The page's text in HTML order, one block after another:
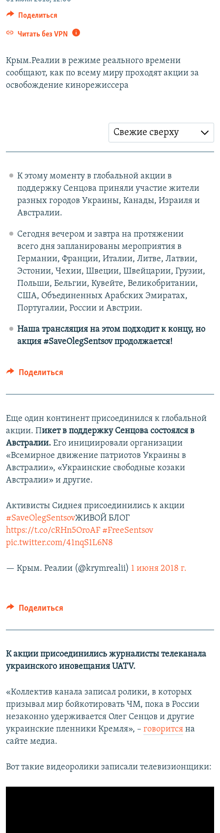
КРЫМ.НЕПОКОРЕННЫЙ
УКРАИНСКАЯ ПРОБЛЕМА КРЫМА
Все сайты RFE/RL
Поделиться
Читать без VPN
Крым.Реалии в режиме реального времени
сообщают, как по всему миру проходят акции за
освобождение кинорежиссера
Свежие сверху
К этому моменту в глобальной акции в
поддержку Сенцова приняли участие жители
разных городов Украины, Канады, Израиля и
Австралии.
Сегодня вечером и завтра на протяжении
всего дня запланированы мероприятия в
Германии, Франции, Италии, Литве, Латвии,
Эстонии, Чехии, Швеции, Швейцарии, Грузии,
Польши, Бельгии, Кувейте, Великобритании,
США, Объединенных Арабских Эмиратах,
Португалии, России и Австрии.
Наша трансляция на этом подходит к концу, но
акция #SaveOlegSentsov продолжается!
Поделиться
Еще один континент присоединился к глобальной
акции. Пикет в поддержку Сенцова состоялся в
Австралии. Его инициировали организации
«Всемирное движение патриотов Украины в
Австралии», «Украинские свободные козаки
Австралии» и другие.
Активисты Сиднея присоединились к акции
#SaveOlegSentsovЖИВОЙ БЛОГ
https://t.co/cRHn5OroAF #FreeSentsov
pic.twitter.com/41nqS1L6N8
— Крым. Реалии (@krymrealii) 1 июня 2018 г.
Поделиться
К акции присоединились журналисты телеканала
украинского иновещания UATV.
«Коллектив канала записал ролики, в которых
призывал мир бойкотировать ЧМ, пока в России
незаконно удерживается Олег Сенцов и другие
украинские пленники Кремля», – говорится на
сайте медиа.
Вот такие видеоролики записали телевизионщики: